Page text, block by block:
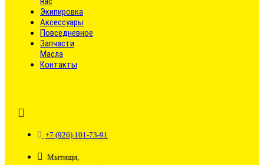
Экипировка
Аксессуары
Повседневное
Запчасти
Масла
Контакты
+7 (926) 101-73-91
Мытищи,